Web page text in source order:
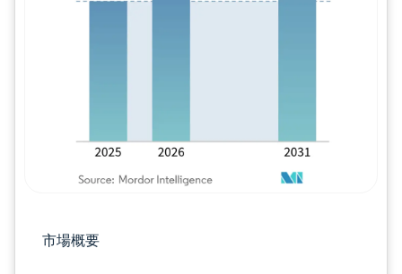
市場概要